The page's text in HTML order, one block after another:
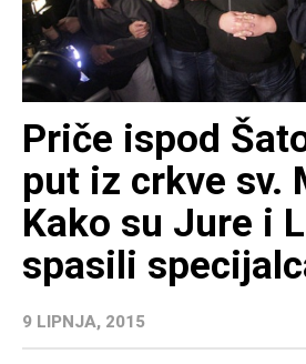
Priče ispod
put iz crkve sv.
Kako su Jure i
spasili
9 LIPNJA, 2015